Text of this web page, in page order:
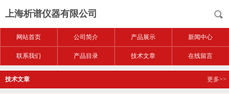
上海析谱仪器有限公司
网站首页 公司简介 产品展示 新闻中心
联系我们 产品目录 技术文章 在线留言
技术文章 更多>>